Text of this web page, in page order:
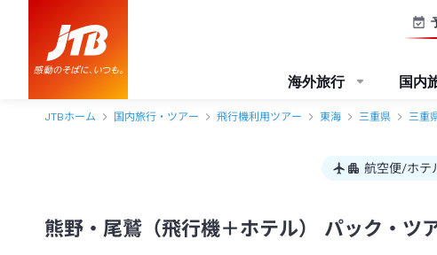
海外旅行 国内
JTBホーム 国内旅行・ツアー 飛行機利用ツアー 東海 三重県 三重
航空便/ホテ
熊野・尾鷲（飛行機＋ホテル） パック・ツ